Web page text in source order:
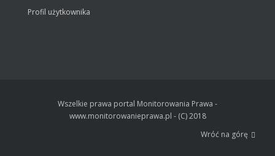
Profil użytkownika
Wszelkie prawa portal Monitorowania Prawa -
www.monitorowanieprawa.pl - (C) 2018
Wróć na górę